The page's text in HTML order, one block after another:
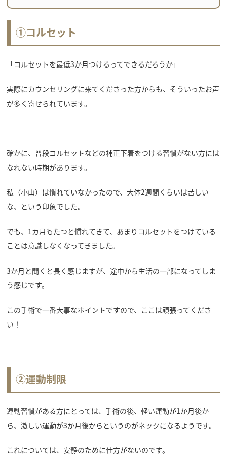
①コルセット
「コルセットを最低3か月つけるってできるだろうか」
実際にカウンセリングに来てくださった方からも、そういったお声
が多く寄せられています。
確かに、普段コルセットなどの補正下着をつける習慣がない方には
なれない時期があります。
私（小山）は慣れていなかったので、大体2週間くらいは苦しい
な、という印象でした。
でも、1カ月もたつと慣れてきて、あまりコルセットをつけている
ことは意識しなくなってきました。
3か月と聞くと長く感じますが、途中から生活の一部になってしま
う感じです。
この手術で一番大事なポイントですので、ここは頑張ってくださ
い！
②運動制限
運動習慣がある方にとっては、手術の後、軽い運動が1か月後か
ら、激しい運動が3か月後からというのがネックになるようです。
これについては、安静のために仕方がないのです。